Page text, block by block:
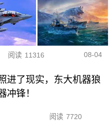
阅读 11316 08-04
进了现实，东大机器狼
冲锋！
阅读 7720